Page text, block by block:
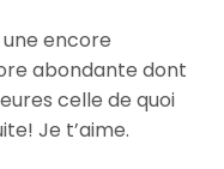
encore
abondante dont
celle de quoi
Je t’aime.